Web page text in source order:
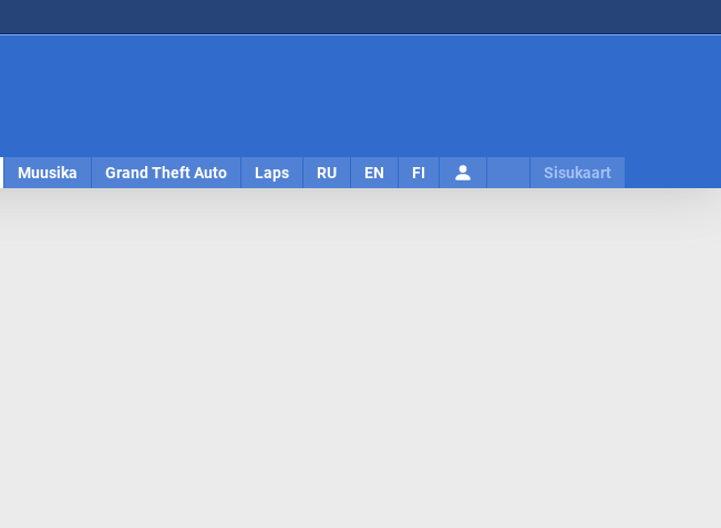
Muusika Grand Theft Auto Laps RU EN FI Sisukaart